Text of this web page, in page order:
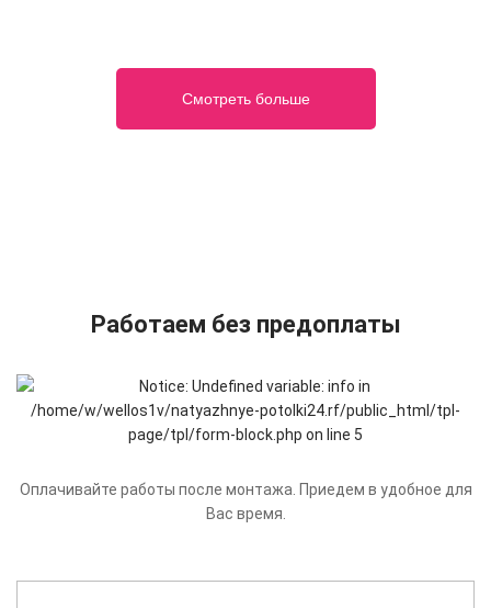
Смотреть больше
Работаем без предоплаты
Оплачивайте работы после монтажа. Приедем в удобное для
Вас время.